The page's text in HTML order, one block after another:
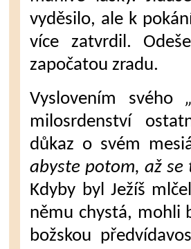
vyděsilo, ale k
více zatvrdil.
započatou zradu.
Vyslovením svého
milosrdenství
důkaz o svém
abyste potom, až
Kdyby byl Ježíš
němu chystá, mohli
božskou